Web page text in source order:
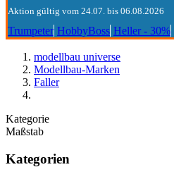
Aktion gültig vom 24.07. bis 06.08.2026
Trumpeter HobbyBoss Heller - 30%
modellbau universe
Modellbau-Marken
Faller
Kategorie
Maßstab
Kategorien